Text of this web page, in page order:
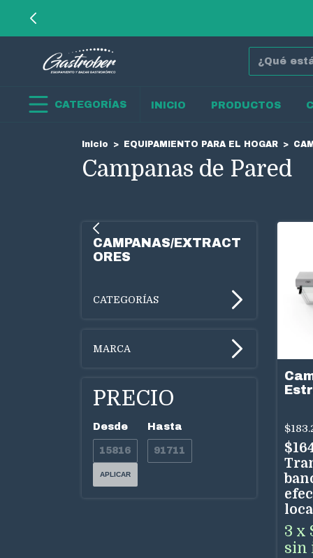
CATEGORÍAS INICIO PRODUCTOS
Inicio > EQUIPAMIENTO PARA EL HOGAR >
Campanas de Pared
CAMPANAS/EXTRACT
ORES
CATEGORÍAS
MARCA
PRECIO
Desde Hasta
APLICAR
3 x
sin